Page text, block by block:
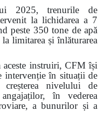
2025, trenurile de
la lichidarea a 7
peste 350 tone de apă
limitarea și înlăturarea
instruiri, CFM își
intervenție în situații de
nivelului de
în vederea
a bunurilor și a